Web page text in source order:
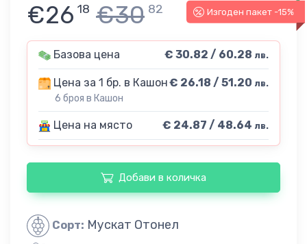
Изгоден пакет -15%
€26 18 €30 82
Базова цена € 30.82 / 60.28 лв.
Цена за 1 бр. в Кашон
6 броя в Кашон
€ 26.18 / 51.20 лв.
Цена на място € 24.87 / 48.64 лв.
Добави в количка
Сорт: Мускат Отонел